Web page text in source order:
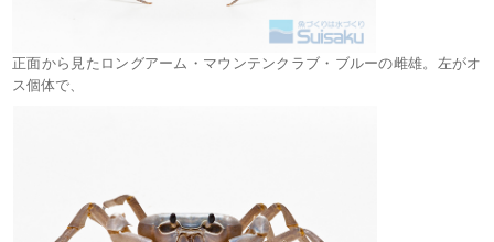
正面から見たロングアーム・マウンテンクラブ・ブルーの雌雄。左がオ
ス個体で、